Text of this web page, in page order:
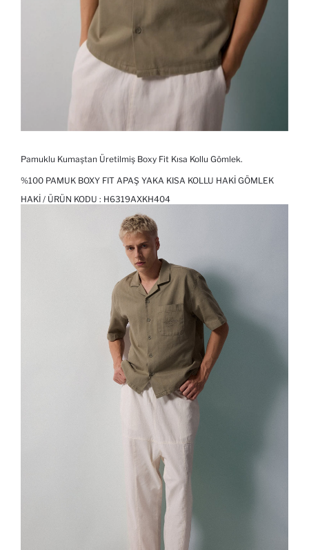
Pamuklu Kumaştan Üretilmiş Boxy Fit Kısa Kollu Gömlek.
%100 PAMUK BOXY FIT APAŞ YAKA KISA KOLLU HAKI GÖMLEK
HAKI / ÜRÜN KODU : H6319AXKH404